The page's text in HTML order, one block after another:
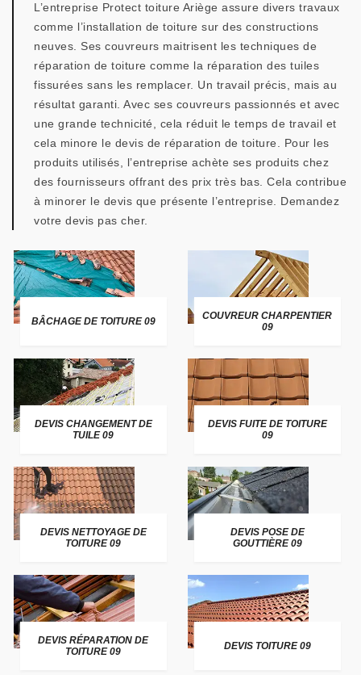
L’entreprise Protect toiture Ariège assure divers travaux
comme l’installation de toiture sur des constructions
neuves. Ses couvreurs maitrisent les techniques de
réparation de toiture comme la réparation des tuiles
fissurées sans les remplacer. Un travail précis, mais au
résultat garanti. Avec ses couvreurs passionnés et avec
une grande technicité, cela réduit le temps de travail et
cela minore le devis de réparation de toiture. Pour les
produits utilisés, l’entreprise achète ses produits chez
des fournisseurs offrant des prix très bas. Cela contribue
à minorer le devis que présente l’entreprise. Demandez
votre devis pas cher.
BÂCHAGE DE TOITURE 09
COUVREUR CHARPENTIER
09
DEVIS CHANGEMENT DE
TUILE 09
DEVIS FUITE DE TOITURE
09
DEVIS NETTOYAGE DE
TOITURE 09
DEVIS POSE DE
GOUTTIÈRE 09
DEVIS RÉPARATION DE
TOITURE 09
DEVIS TOITURE 09